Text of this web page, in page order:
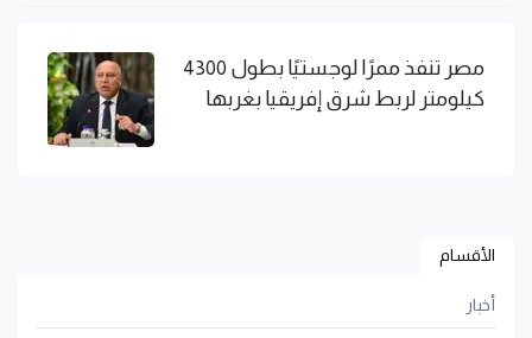
مصر تنفذ ممرًا لوجستيًا بطول 4300
كيلومتر لربط شرق إفريقيا بغربها
الأقسام
أخبار